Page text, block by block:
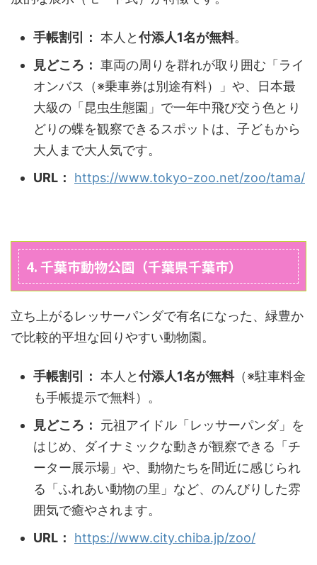
手帳割引： 本人と付添人1名が無料。
見どころ： 車両の周りを群れが取り囲む「ライ
オンバス（※乗車券は別途有料）」や、日本最
大級の「昆虫生態園」で一年中飛び交う色とり
どりの蝶を観察できるスポットは、子どもから
大人まで大人気です。
URL：
https://www.tokyo-zoo.net/zoo/tama/
4. 千葉市動物公園（千葉県千葉市）
立ち上がるレッサーパンダで有名になった、緑豊か
で比較的平坦な回りやすい動物園。
手帳割引： 本人と付添人1名が無料（※駐車料金
も手帳提示で無料）。
見どころ：
元祖アイドル「レッサーパンダ」を
はじめ、ダイナミックな動きが観察できる「チ
ーター展示場」や、動物たちを間近に感じられ
る「ふれあい動物の里」など、のんびりした雰
囲気で癒やされます。
URL：
https://www.city.chiba.jp/zoo/